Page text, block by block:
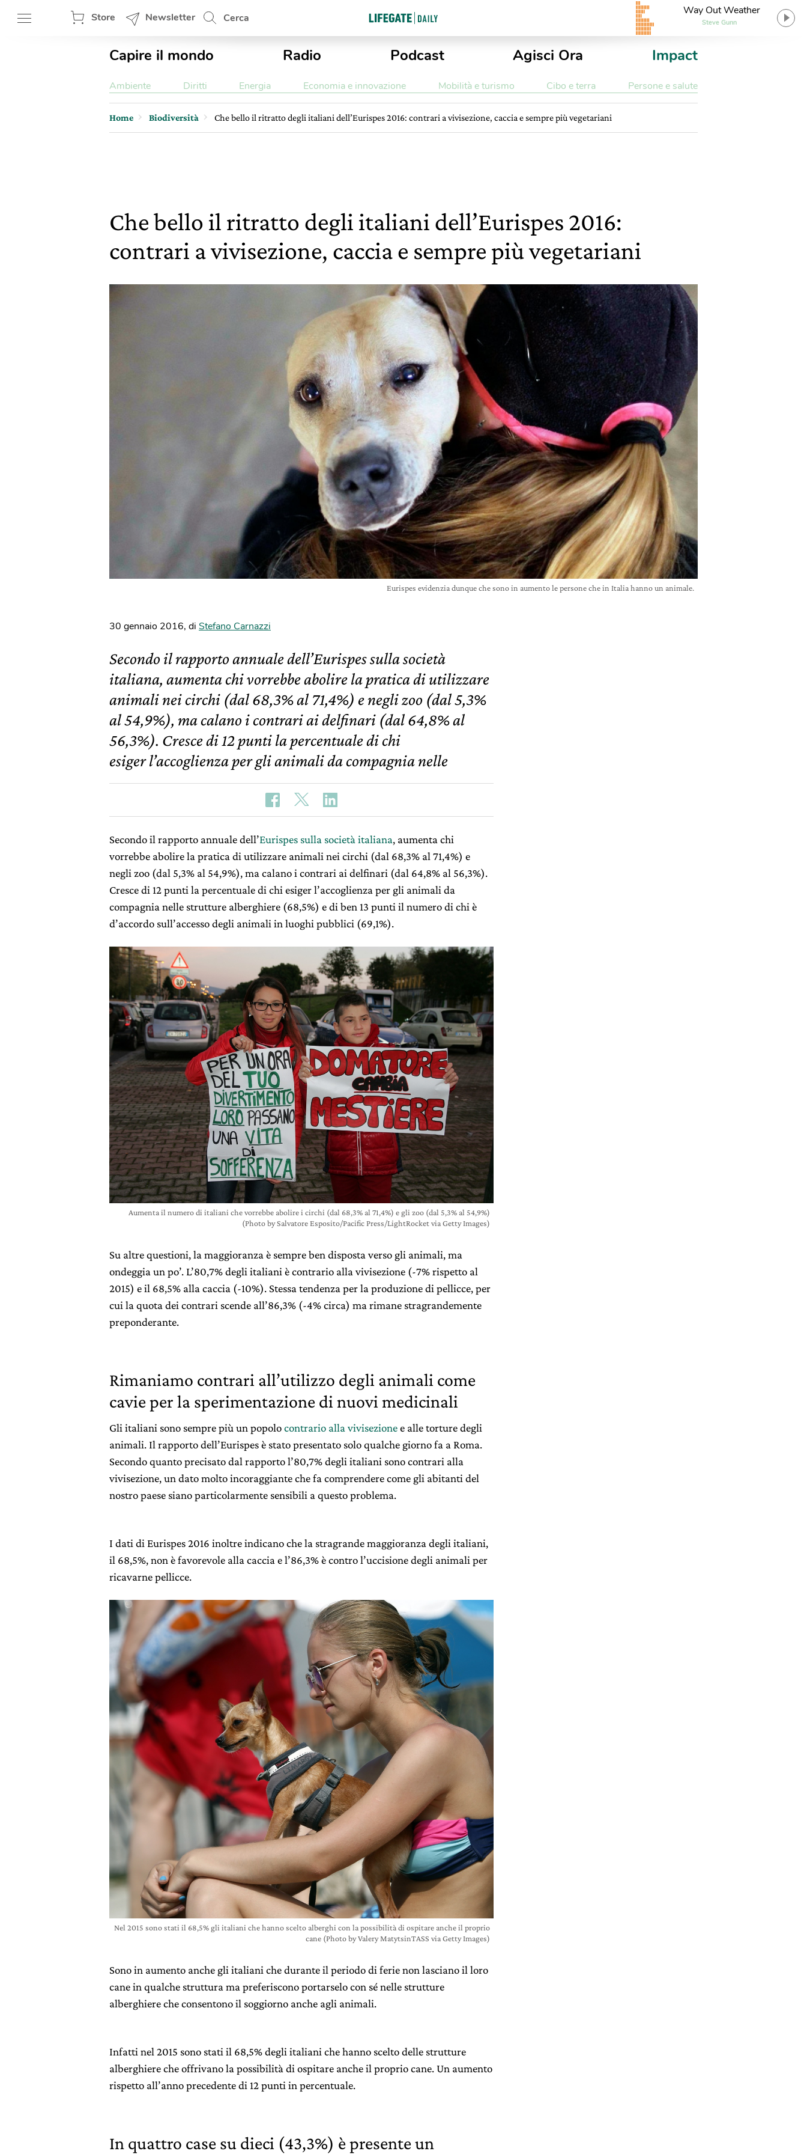
Store Newsletter Cerca
Way Out Weather
Steve Gunn
Capire il mondo Radio Podcast Agisci Ora Impact
Ambiente Diritti Energia Economia e innovazione Mobilità e turismo Cibo e terra Persone e salute
Home Biodiversità Che bello il ritratto degli italiani dell’Eurispes 2016: contrari a vivisezione, caccia e sempre più vegetariani
Che bello il ritratto degli italiani dell’Eurispes 2016:
contrari a vivisezione, caccia e sempre più vegetariani
Eurispes evidenzia dunque che sono in aumento le persone che in Italia hanno un animale.
30 gennaio 2016, di Stefano Carnazzi
Secondo il rapporto annuale dell’Eurispes sulla società
italiana, aumenta chi vorrebbe abolire la pratica di utilizzare
animali nei circhi (dal 68,3% al 71,4%) e negli zoo (dal 5,3%
al 54,9%), ma calano i contrari ai delfinari (dal 64,8% al
56,3%). Cresce di 12 punti la percentuale di chi
esiger l’accoglienza per gli animali da compagnia nelle
Secondo il rapporto annuale dell’Eurispes sulla società italiana, aumenta chi
vorrebbe abolire la pratica di utilizzare animali nei circhi (dal 68,3% al 71,4%) e
negli zoo (dal 5,3% al 54,9%), ma calano i contrari ai delfinari (dal 64,8% al 56,3%).
Cresce di 12 punti la percentuale di chi esiger l’accoglienza per gli animali da
compagnia nelle strutture alberghiere (68,5%) e di ben 13 punti il numero di chi è
d’accordo sull’accesso degli animali in luoghi pubblici (69,1%).
Aumenta il numero di italiani che vorrebbe abolire i circhi (dal 68,3% al 71,4%) e gli zoo (dal 5,3% al 54,9%)
(Photo by Salvatore Esposito/Pacific Press/LightRocket via Getty Images)
Su altre questioni, la maggioranza è sempre ben disposta verso gli animali, ma
ondeggia un po’. L’80,7% degli italiani è contrario alla vivisezione (-7% rispetto al
2015) e il 68,5% alla caccia (-10%). Stessa tendenza per la produzione di pellicce, per
cui la quota dei contrari scende all’86,3% (-4% circa) ma rimane stragrandemente
preponderante.
Rimaniamo contrari all’utilizzo degli animali come
cavie per la sperimentazione di nuovi medicinali
Gli italiani sono sempre più un popolocontrario alla vivisezionee alle torture degli
animali. Il rapporto dell’Eurispes è stato presentato solo qualche giorno fa a Roma.
Secondo quanto precisato dal rapporto l’80,7% degli italiani sono contrari alla
vivisezione, un dato molto incoraggiante che fa comprendere come gli abitanti del
nostro paese siano particolarmente sensibili a questo problema.
I dati di Eurispes 2016 inoltre indicano che la stragrande maggioranza degli italiani,
il 68,5%, non è favorevole alla caccia e l’86,3% è contro l’uccisione degli animali per
ricavarne pellicce.
Nel 2015 sono stati il 68,5% gli italiani che hanno scelto alberghi con la possibilità di ospitare anche il proprio
cane (Photo by Valery MatytsinTASS via Getty Images)
Sono in aumento anche gli italiani che durante il periodo di ferie non lasciano il loro
cane in qualche struttura ma preferiscono portarselo con sé nelle strutture
alberghiere che consentono il soggiorno anche agli animali.
Infatti nel 2015 sono stati il 68,5% degli italiani che hanno scelto delle strutture
alberghiere che offrivano la possibilità di ospitare anche il proprio cane. Un aumento
rispetto all’anno precedente di 12 punti in percentuale.
In quattro case su dieci (43,3%) è presente un